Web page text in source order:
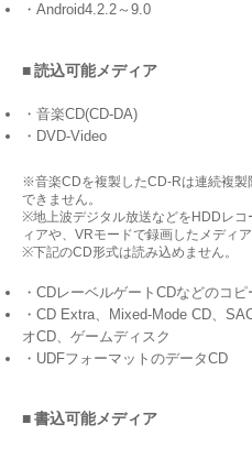
・Android4.2.2～9.0
■ 読込可能メディア
・音楽CD(CD-DA)
・DVD-Video
※音楽CDを複製したCD-Rは連続複製
できません。
※地上波デジタル放送などをHDDレ
ィアや、VRモードで録画したメディ
※下記のCD形式は読み込めません。
・CDレーベルゲートCDなどのコ
・CD Extra、Mixed-Mode CD、
オCD、ゲームディスク
・UDFフォーマットのデータCD
■ 書込可能メディア